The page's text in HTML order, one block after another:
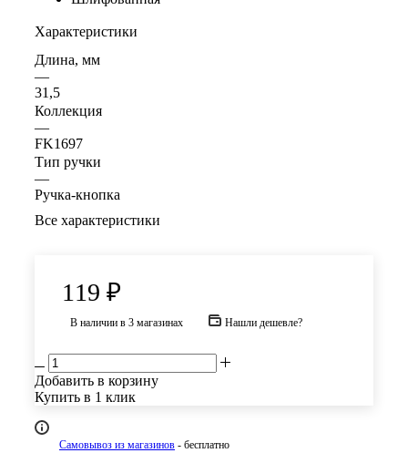
Характеристики
Длина, мм
—
31,5
Коллекция
—
FK1697
Тип ручки
—
Ручка-кнопка
Все характеристики
119 ₽
В наличии в 3 магазинах Нашли дешевле?
Добавить в корзину
Купить в 1 клик
Самовывоз из магазинов - бесплатно